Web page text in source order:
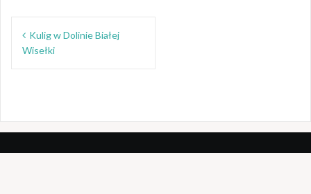
e
b
itt
er
Nawigacja
wpisu
Kulig w Dolinie Białej
Wisełki